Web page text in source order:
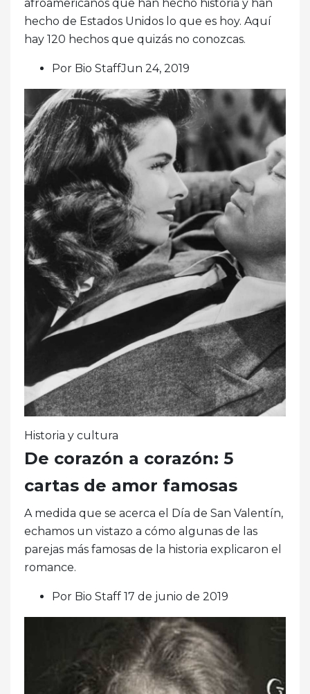
afroamericanos que han hecho historia y han
hecho de Estados Unidos lo que es hoy. Aquí
hay 120 hechos que quizás no conozcas.
Por Bio StaffJun 24, 2019
Historia y cultura
De corazón a corazón: 5
cartas de amor famosas
A medida que se acerca el Día de San Valentín,
echamos un vistazo a cómo algunas de las
parejas más famosas de la historia explicaron el
romance.
Por Bio Staff 17 de junio de 2019